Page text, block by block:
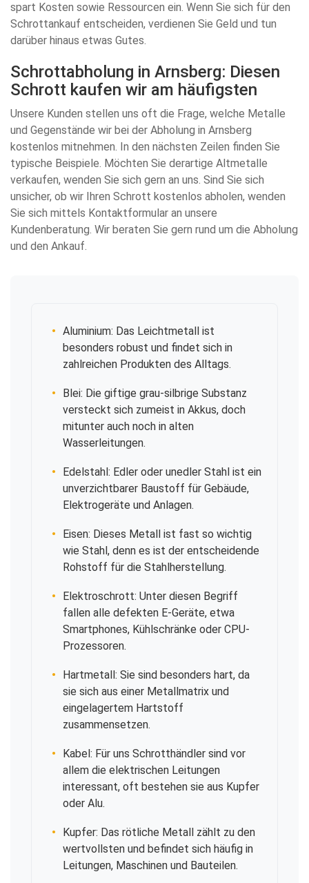
spart Kosten sowie Ressourcen ein. Wenn Sie sich für den
Schrottankauf entscheiden, verdienen Sie Geld und tun
darüber hinaus etwas Gutes.
Schrottabholung in Arnsberg: Diesen
Schrott kaufen wir am häufigsten
Unsere Kunden stellen uns oft die Frage, welche Metalle
und Gegenstände wir bei der Abholung in Arnsberg
kostenlos mitnehmen. In den nächsten Zeilen finden Sie
typische Beispiele. Möchten Sie derartige Altmetalle
verkaufen, wenden Sie sich gern an uns. Sind Sie sich
unsicher, ob wir Ihren Schrott kostenlos abholen, wenden
Sie sich mittels Kontaktformular an unsere
Kundenberatung. Wir beraten Sie gern rund um die Abholung
und den Ankauf.
Aluminium: Das Leichtmetall ist
besonders robust und findet sich in
zahlreichen Produkten des Alltags.
Blei: Die giftige grau-silbrige Substanz
versteckt sich zumeist in Akkus, doch
mitunter auch noch in alten
Wasserleitungen.
Edelstahl: Edler oder unedler Stahl ist ein
unverzichtbarer Baustoff für Gebäude,
Elektrogeräte und Anlagen.
Eisen: Dieses Metall ist fast so wichtig
wie Stahl, denn es ist der entscheidende
Rohstoff für die Stahlherstellung.
Elektroschrott: Unter diesen Begriff
fallen alle defekten E-Geräte, etwa
Smartphones, Kühlschränke oder CPU-
Prozessoren.
Hartmetall: Sie sind besonders hart, da
sie sich aus einer Metallmatrix und
eingelagertem Hartstoff
zusammensetzen.
Kabel: Für uns Schrotthändler sind vor
allem die elektrischen Leitungen
interessant, oft bestehen sie aus Kupfer
oder Alu.
Kupfer: Das rötliche Metall zählt zu den
wertvollsten und befindet sich häufig in
Leitungen, Maschinen und Bauteilen.